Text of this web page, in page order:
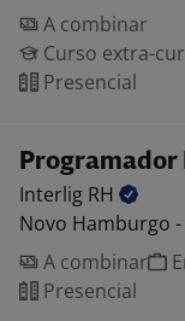
A combinar
Curso extra-
Presencial
Programador
Interlig RH
Novo Hamburgo -
A combinar
Presencial